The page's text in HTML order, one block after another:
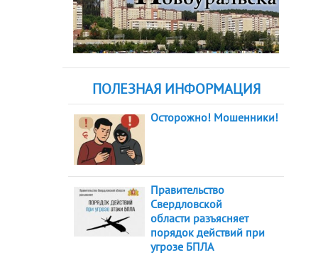
ПОЛЕЗНАЯ ИНФОРМАЦИЯ
Осторожно! Мошенники!
Правительство
Свердловской
области разъясняет
порядок действий при
угрозе БПЛА